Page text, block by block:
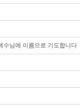
수님에 이름으로 기도합니다